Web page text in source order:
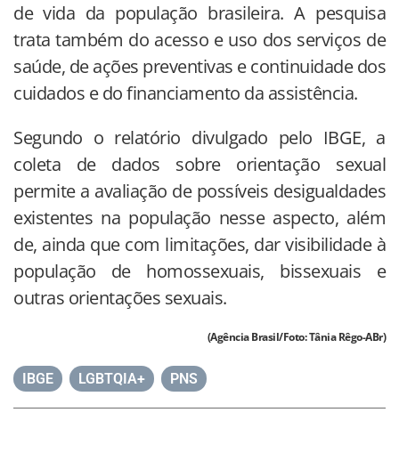
de vida da população brasileira. A pesquisa
trata também do acesso e uso dos serviços de
saúde, de ações preventivas e continuidade dos
cuidados e do financiamento da assistência.
Segundo o relatório divulgado pelo IBGE, a
coleta de dados sobre orientação sexual
permite a avaliação de possíveis desigualdades
existentes na população nesse aspecto, além
de, ainda que com limitações, dar visibilidade à
população de homossexuais, bissexuais e
outras orientações sexuais.
(Agência Brasil/Foto: Tânia Rêgo-ABr)
IBGE LGBTQIA+ PNS